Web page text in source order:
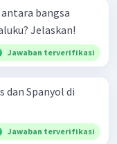
bangsa
Jelaskan!
Jawaban terverifikasi
dan Spanyol di
Jawaban terverifikasi